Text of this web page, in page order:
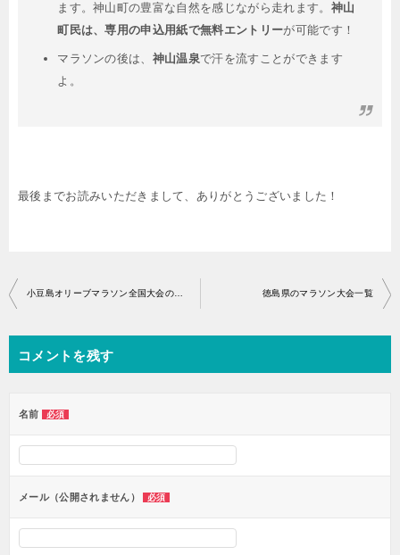
ます。神山町の豊富な自然を感じながら走れます。 神山
町民は、専用の申込用紙で無料エントリーが可能です！
マラソンの後は、 神山温泉で汗を流すことができます
よ。
最後までお読みいただきまして、ありがとうございました！
投
稿
ナ
ビ
シ
ョ
ン
徳島県のマラソン大会一覧
コメントを残す
名前 必須
メール（公開されません） 必須